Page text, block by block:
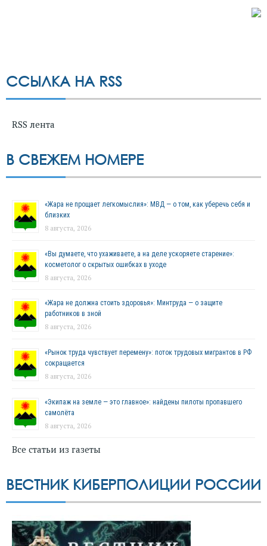
ССЫЛКА НА RSS
RSS лента
В СВЕЖЕМ НОМЕРЕ
«Жара не прощает легкомыслия»: МВД — о том, как уберечь себя и
близких
8 августа, 2026
«Вы думаете, что ухаживаете, а на деле ускоряете старение»:
косметолог о скрытых ошибках в уходе
8 августа, 2026
«Жара не должна стоить здоровья»: Минтруда — о защите
работников в зной
8 августа, 2026
«Рынок труда чувствует перемену»: поток трудовых мигрантов в РФ
сокращается
8 августа, 2026
«Экипаж на земле — это главное»: найдены пилоты пропавшего
самолёта
8 августа, 2026
Все статьи из газеты
ВЕСТНИК КИБЕРПОЛИЦИИ РОССИИ